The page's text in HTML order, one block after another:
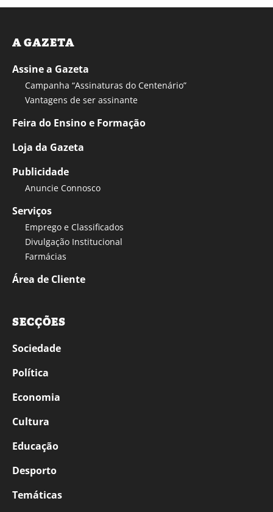
A GAZETA
Assine a Gazeta
Campanha “Assinaturas do Centenário”
Vantagens de ser assinante
Feira do Ensino e Formação
Loja da Gazeta
Publicidade
Anuncie Connosco
Serviços
Emprego e Classificados
Divulgação Institucional
Farmácias
Área de Cliente
SECÇÕES
Sociedade
Política
Economia
Cultura
Educação
Desporto
Temáticas